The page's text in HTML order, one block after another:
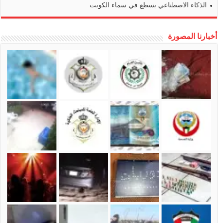
الذكاء الاصطناعي يسطع في سماء الكويت
أخبارنا المصورة